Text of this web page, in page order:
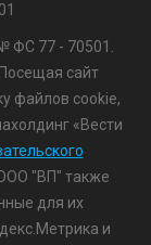
ФС 77 - 70501.
сайт
файлов cookie,
«Вести
"ВП" также
для их
и